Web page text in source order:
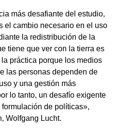
más desafiante del estudio,
el cambio necesario en el uso
la redistribución de la
tiene que ver con la tierra es
práctica porque los medios
las personas dependen de
y una gestión más
lo tanto, un desafío exigente
de políticas»,
Wolfgang Lucht.